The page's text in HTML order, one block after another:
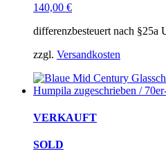
140,00 €
differenzbesteuert nach §25a
zzgl. Versandkosten
VERKAUFT
SOLD